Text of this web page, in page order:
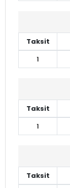
Taksit
1
Taksit
1
Taksit